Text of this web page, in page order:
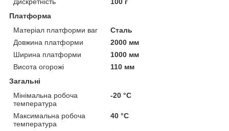
Дискретність
100 г
Платформа
Матеріал платформи ваг
Сталь
Довжина платформи
2000 мм
Ширина платформи
1000 мм
Висота огорожі
110 мм
Загальні
Мінімальна робоча
температура
-20 °С
Максимальна робоча
температура
40 °С